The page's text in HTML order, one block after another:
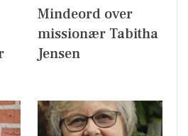
Mindeord over
missionær Tabitha
Jensen